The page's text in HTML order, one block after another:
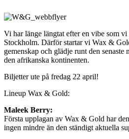
Vi har länge längtat efter en vibe som
Stockholm. Därför startar vi Wax &
gemenskap och glädje runt den
den afrikanska kontinenten.
Biljetter ute på fredag 22 april!
Lineup Wax & Gold:
Maleek Berry:
Första upplagan av Wax & Gold har
ingen mindre än den ständigt aktuella